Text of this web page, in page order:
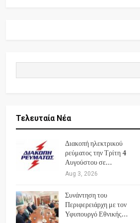
Τελευταία Νέα
Διακοπή ηλεκτρικού
ρεύματος την Τρίτη 4
Αυγούστου σε…
Aug 3, 2026
Συνάντηση του
Περιφερειάρχη με τον
Υφυπουργό Εθνικής…